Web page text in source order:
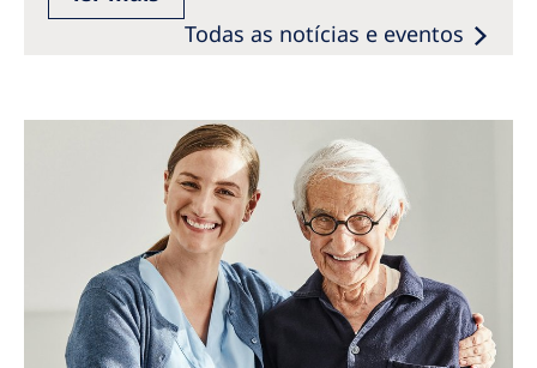
Todas as notícias e eventos